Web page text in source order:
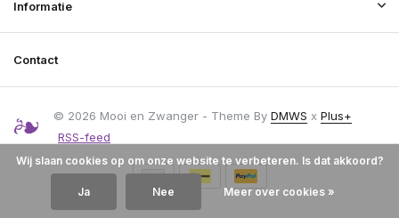
Informatie
Contact
© 2026 Mooi en Zwanger - Theme By DMWS x Plus+
RSS-feed
Wij slaan cookies op om onze website te verbeteren. Is dat akkoord?
Ja Nee Meer over cookies »